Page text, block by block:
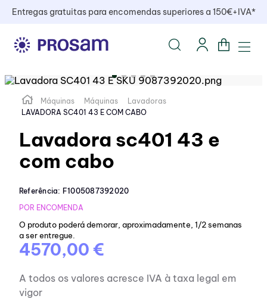
Entregas gratuitas para encomendas superiores a 150€+IVA*
Máquinas Máquinas
Lavadoras
LAVADORA SC401 43 E COM CABO
Lavadora sc401 43 e
com cabo
Referência: F1005087392020
POR ENCOMENDA
O produto poderá demorar, aproximadamente, 1/2 semanas
a ser entregue.
4570,00 €
A todos os valores acresce IVA à taxa legal em
vigor